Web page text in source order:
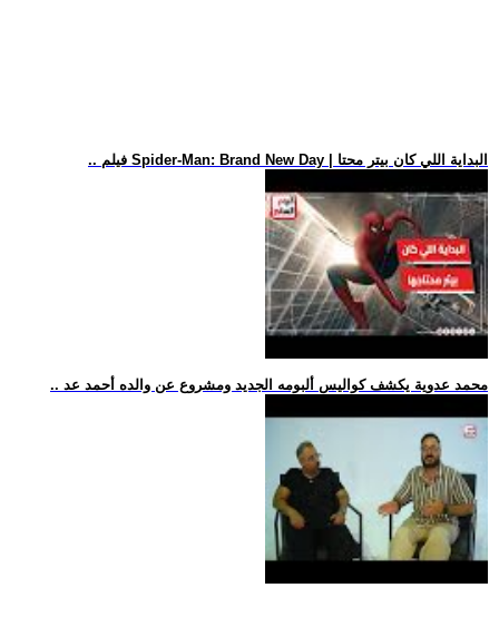
.. فيلم Spider-Man: Brand New Day | البداية اللي كان بيتر محتا
.. محمد عدوية يكشف كواليس ألبومه الجديد ومشروع عن والده أحمد عد